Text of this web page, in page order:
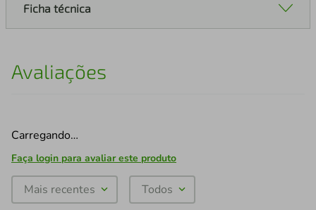
Ficha técnica
Avaliações
Carregando…
Faça login para avaliar este produto
Mais recentes Todos